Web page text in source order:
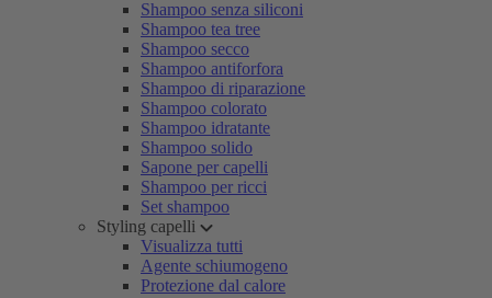
Shampoo senza siliconi
Shampoo tea tree
Shampoo secco
Shampoo antiforfora
Shampoo di riparazione
Shampoo colorato
Shampoo idratante
Shampoo solido
Sapone per capelli
Shampoo per ricci
Set shampoo
Styling capelli
Visualizza tutti
Agente schiumogeno
Protezione dal calore